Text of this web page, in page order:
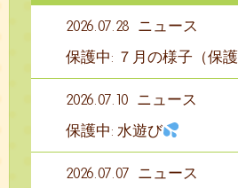
2026.07.28
ニュース
保護中: ７月の様子（保護
2026.07.10
ニュース
保護中: 水遊び
2026.07.07
ニュース